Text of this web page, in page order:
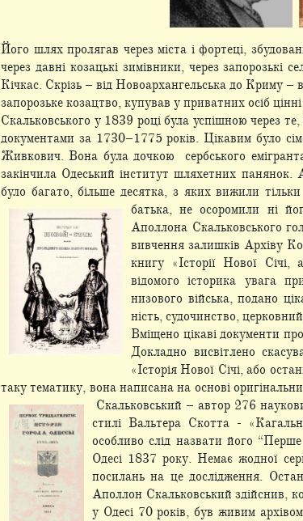
Його шлях пролягав через міста і фортеці,
через давні козацькі зимівники, через
Кічкас. Скрізь – від Новоархангельська до Криму –
запорозьке козацтво, купував у приватних осіб
Скальковського у 1839 році була успішною через
документами за 1730–1775 років. Цікавим було
Живкович. Вона була дочкою сербського
закінчила Одеський інститут шляхетних
було багато, більше десятка, з яких вижили
батька, не осоромили ні
Аполлона Скальковського
вивчення залишків Архіву
книгу «Історії Нової
відомого історика увага
низового війська, подано
ність, судочинство,
Вміщено цікаві документи
Докладно висвітлено
«Історія Нової Січі, або
таку тематику, вона написана на основі
Скальковський – автор 276
стилі Вальтера Скотта -
особливо слід назвати його
Одесі 1837 року. Немає жодної
посилань на це дослідження.
Аполлон Скальковський здійснив,
у Одесі 70 років, був живим